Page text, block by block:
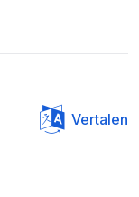
Vertalen